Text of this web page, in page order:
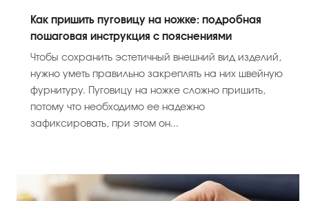
Как пришить пуговицу на ножке: подробная
пошаговая инструкция с пояснениями
Чтобы сохранить эстетичный внешний вид изделий,
нужно уметь правильно закреплять на них швейную
фурнитуру. Пуговицу на ножке сложно пришить,
потому что необходимо ее надежно
зафиксировать, при этом он...